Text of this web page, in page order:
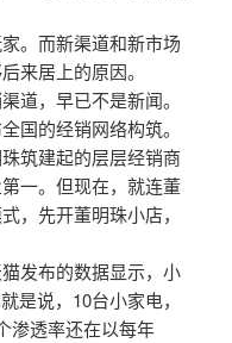
。而新渠道和新市场
来居上的原因。
道，早已不是新闻。
国的经销网络构筑。
筑建起的层层经销商
一。但现在，就连董
，先开董明珠小店，
发布的数据显示，小
是说，10台小家电，
渗透率还在以每年